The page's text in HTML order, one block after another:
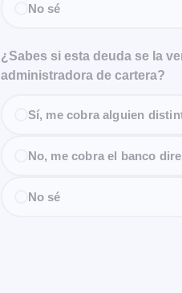
No sé
¿Sabes si esta deuda se la
administradora de cartera?
Sí, me cobra alguien
No, me cobra el banco
No sé